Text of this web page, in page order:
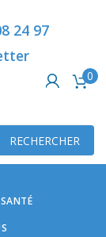
d'envies
produits à
Connexion
24 97
0
RECHERCHER